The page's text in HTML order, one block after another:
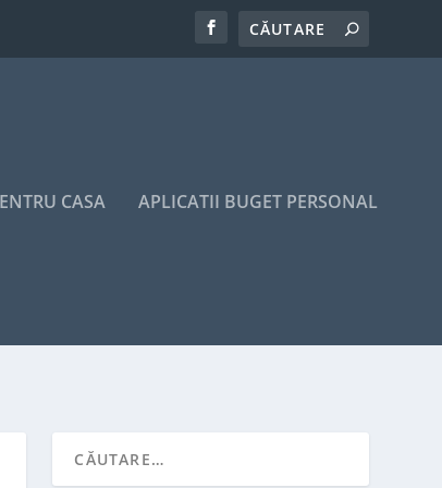
CASA APLICATII BUGET PERSONAL